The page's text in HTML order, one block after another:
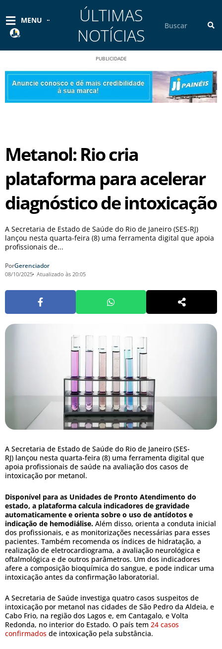
conteúdo
MENU
ÚLTIMAS
NOTÍCIAS
PUBLICIDADE
Metanol: Rio cria
plataforma para acelerar
diagnóstico de intoxicação
A Secretaria de Estado de Saúde do Rio de Janeiro (SES-RJ)
lançou nesta quarta-feira (8) uma ferramenta digital que apoia
profissionais de...
PorGerenciador
08/10/2025 Atualizado às 20:05
A Secretaria de Estado de Saúde do Rio de Janeiro (SES-
RJ) lançou nesta quarta-feira (8) uma ferramenta digital que
apoia profissionais de saúde na avaliação dos casos de
intoxicação por metanol.
Disponível para as Unidades de Pronto Atendimento do
estado, a plataforma calcula indicadores de gravidade
automaticamente e orienta sobre o uso de antídotos e
indicação de hemodiálise. Além disso, orienta a conduta inicial
dos profissionais, e as monitorizações necessárias para esses
pacientes. Também recomenda os índices de hidratação, a
realização de eletrocardiograma, a avaliação neurológica e
oftalmológica e de outros parâmetros. Um dos indicadores
afere a composição bioquímica do sangue, e pode indicar uma
intoxicação antes da confirmação laboratorial.
A Secretaria de Saúde investiga quatro casos suspeitos de
intoxicação por metanol nas cidades de São Pedro da Aldeia, e
Cabo Frio, na região dos Lagos e, em Cantagalo, e Volta
Redonda, no interior do Estado. O país tem 24 casos
confirmados de intoxicação pela substância.